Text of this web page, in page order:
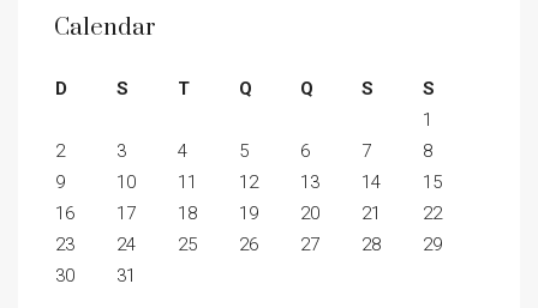
Calendar
D S T Q Q S
S
1
2
3 4 5 6 7
8
9
10 11 12 13 14
15
16
17 18 19 20 21
22
23
24 25 26 27 28
29
30
31